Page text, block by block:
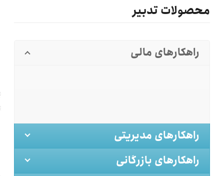
محصولات تدبیر
راهکارهای مالی
راهکارهای مدیریتی
راهکارهای بازرگانی